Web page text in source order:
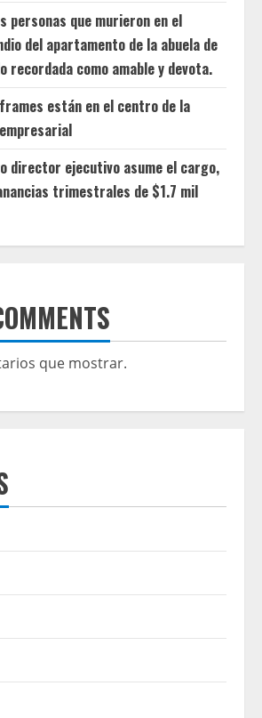
personas que murieron en el
del apartamento de la abuela de
recordada como amable y devota.
están en el centro de la
director ejecutivo asume el cargo,
trimestrales de $1.7 mil
que mostrar.